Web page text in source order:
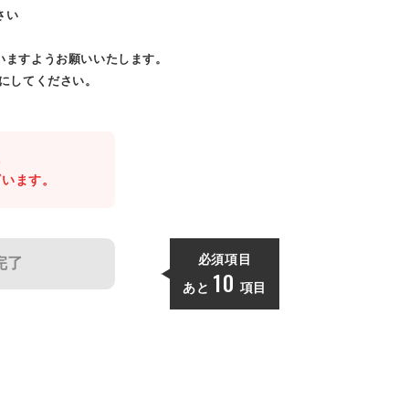
い
すようお願いいたします。
してください。
ます。
了 必須項目
あと 10 項目